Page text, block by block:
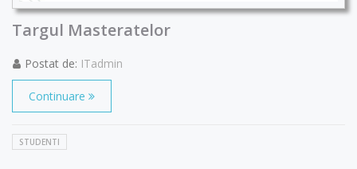
Targul Masteratelor
Postat de: ITadmin
Continuare
STUDENTI